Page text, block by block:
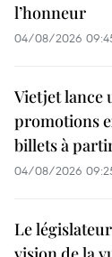
l’honneur
04/08/2026
Vietjet lance
promotions
billets à
04/08/2026
Le